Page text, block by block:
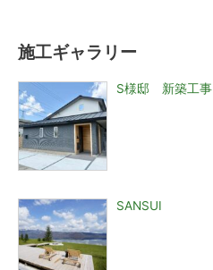
施工ギャラリー
S様邸 新築工事
SANSUI